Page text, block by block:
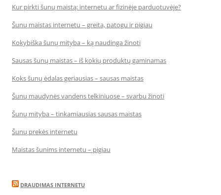
Kur pirkti šunų maistą: internetu ar fizinėje parduotuvėje?
Šunų maistas internetu – greita, patogu ir pigiau
Kokybiška šunų mityba – ką naudinga žinoti
Sausas šunų maistas – iš kokių produktų gaminamas
Koks šunų ėdalas geriausias – sausas maistas
Šunų maudynės vandens telkiniuose – svarbu žinoti
Šunų mityba – tinkamiausias sausas maistas
Šunų prekės internetu
Maistas šunims internetu – pigiau
DRAUDIMAS INTERNETU